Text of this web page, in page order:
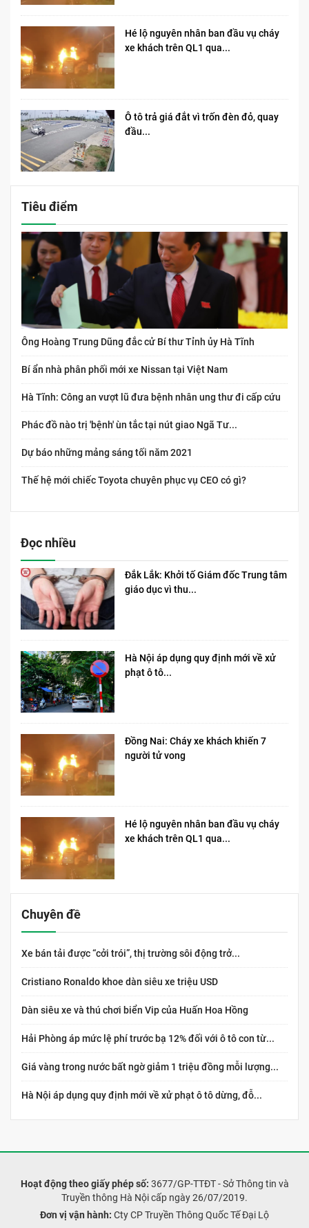
Hé lộ nguyên nhân ban đầu vụ cháy
xe khách trên QL1 qua...
Ô tô trả giá đắt vì trốn đèn đỏ, quay
đầu...
Tiêu điểm
Ông Hoàng Trung Dũng đắc cử Bí thư Tỉnh ủy Hà Tĩnh
Bí ẩn nhà phân phối mới xe Nissan tại Việt Nam
Hà Tĩnh: Công an vượt lũ đưa bệnh nhân ung thư đi cấp cứu
Phác đồ nào trị 'bệnh' ùn tắc tại nút giao Ngã Tư...
Dự báo những mảng sáng tối năm 2021
Thế hệ mới chiếc Toyota chuyên phục vụ CEO có gì?
Đọc nhiều
Đắk Lắk: Khởi tố Giám đốc Trung tâm
giáo dục vì thu...
Hà Nội áp dụng quy định mới về xử
phạt ô tô...
Đồng Nai: Cháy xe khách khiến 7
người tử vong​
Hé lộ nguyên nhân ban đầu vụ cháy
xe khách trên QL1 qua...
Chuyên đề
Xe bán tải được “cởi trói”, thị trường sôi động trở...
Cristiano Ronaldo khoe dàn siêu xe triệu USD
Dàn siêu xe và thú chơi biển Vip của Huấn Hoa Hồng
Hải Phòng áp mức lệ phí trước bạ 12% đối với ô tô con từ...
Giá vàng trong nước bất ngờ giảm 1 triệu đồng mỗi lượng...
Hà Nội áp dụng quy định mới về xử phạt ô tô dừng, đỗ...
Hoạt động theo giấy phép số: 3677/GP-TTĐT - Sở Thông tin và
Truyền thông Hà Nội cấp ngày 26/07/2019.
Đơn vị vận hành: Cty CP Truyền Thông Quốc Tế Đại Lộ